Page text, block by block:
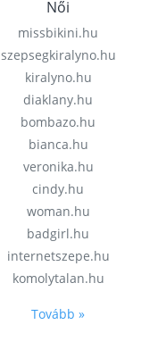
Női
missbikini.hu
szepsegkiralyno.hu
kiralyno.hu
diaklany.hu
bombazo.hu
bianca.hu
veronika.hu
cindy.hu
woman.hu
badgirl.hu
internetszepe.hu
komolytalan.hu
Tovább »